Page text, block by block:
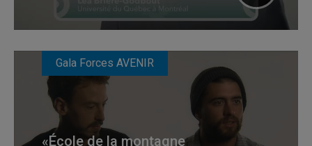
Gala Forces AVENIR
«École de la montagne